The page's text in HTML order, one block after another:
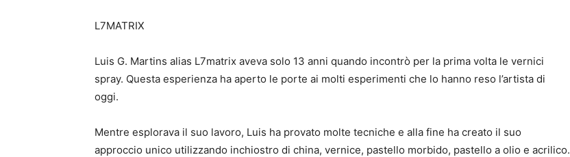
L7MATRIX
Luis G. Martins alias L7matrix aveva solo 13 anni quando incontrò per la prima volta le vernici
spray. Questa esperienza ha aperto le porte ai molti esperimenti che lo hanno reso l’artista di
oggi.
Mentre esplorava il suo lavoro, Luis ha provato molte tecniche e alla fine ha creato il suo
approccio unico utilizzando inchiostro di china, vernice, pastello morbido, pastello a olio e acrilico.